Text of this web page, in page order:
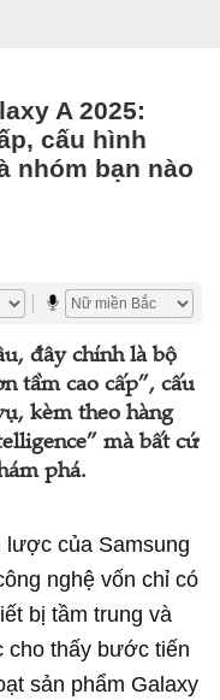
A 2025:
cấu hình
nhóm bạn nào
đây chính là bộ
tầm cao cấp”, cấu
kèm theo hàng
mà bất cứ
phá.
lược của Samsung
nghệ vốn chỉ có
bị tầm trung và
cho thấy bước tiến
sản phẩm Galaxy